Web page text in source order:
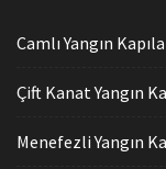
Camlı Yangın
Çift Kanat Yangın
Menefezli Yangın